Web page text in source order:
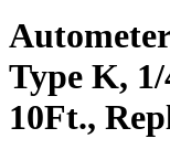
Type K,
10Ft.,